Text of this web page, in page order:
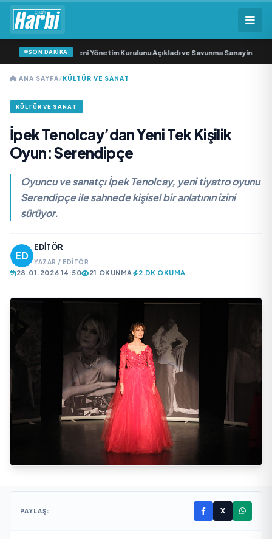
SON DAKİKA
Sanayi AŞ Yeni Yönetim Kurulunu Açıkladı ve Savunma Sanayinde
ANA SAYFA/KÜLTÜR VE SANAT
KÜLTÜR VE SANAT
İpek Tenolcay’dan Yeni Tek Kişilik
Oyun: Serendipçe
Oyuncu ve sanatçı İpek Tenolcay, yeni tiyatro oyunu
Serendipçe ile sahnede kişisel bir anlatının izini
sürüyor.
EDITÖR
YAZAR / EDITÖR
28.01.2026 14:50 21 OKUNMA 2 DK OKUMA
PAYLAŞ: X